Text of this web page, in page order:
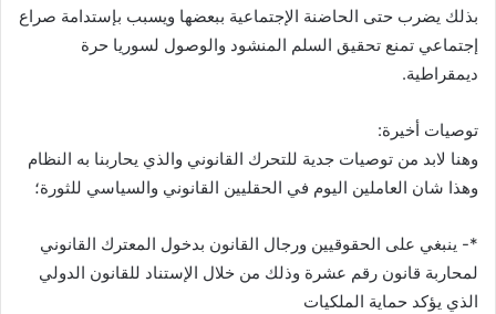
بذلك يضرب حتى الحاضنة الإجتماعية ببعضها ويسبب بإستدامة صراع
إجتماعي تمنع تحقيق السلم المنشود والوصول لسوريا حرة
ديمقراطية.
توصيات أخيرة:
وهنا لابد من توصيات جدية للتحرك القانوني والذي يحاربنا به النظام
وهذا شان العاملين اليوم في الحقليين القانوني والسياسي للثورة؛
*- ينبغي على الحقوقيين ورجال القانون بدخول المعترك القانوني
لمحاربة قانون رقم عشرة وذلك من خلال الإستناد للقانون الدولي
الذي يؤكد حماية الملكيات